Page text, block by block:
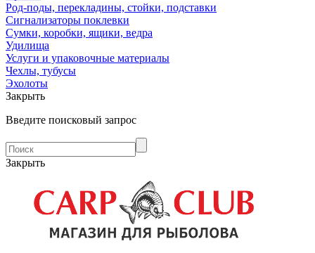
Род-поды, перекладины, стойки, подставки
Сигнализаторы поклевки
Сумки, коробки, ящики, ведра
Удилища
Услуги и упаковочные материалы
Чехлы, тубусы
Эхолоты
Закрыть
Введите поисковый запрос
Закрыть